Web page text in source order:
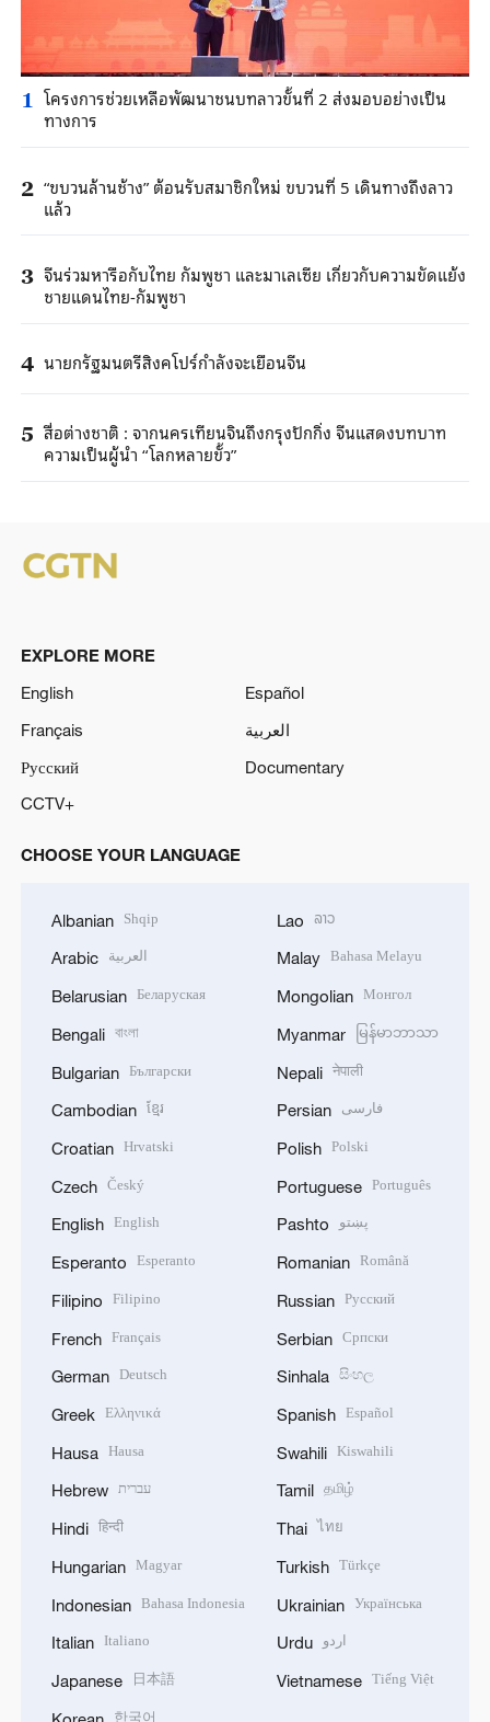
1 โครงการช่วยเหลือพัฒนาชนบทลาวขั้นที่ 2 ส่งมอบอย่างเป็น
ทางการ
2 “ขบวนล้านช้าง” ต้อนรับสมาชิกใหม่ ขบวนที่ 5 เดินทางถึงลาว
แล้ว
3 จีนร่วมหารือกับไทย กัมพูชา และมาเลเซีย เกี่ยวกับความขัดแย้ง
ชายแดนไทย-กัมพูชา
4 นายกรัฐมนตรีสิงคโปร์กำลังจะเยือนจีน
5 สื่อต่างชาติ : จากนครเทียนจินถึงกรุงปักกิ่ง จีนแสดงบทบาท
ความเป็นผู้นำ “โลกหลายขั้ว”
EXPLORE MORE
English
Español
Français
العربية
Русский
Documentary
CCTV+
CHOOSE YOUR LANGUAGE
Albanian Shqip
Arabic العربية
Belarusian Беларуская
Bengali বাংলা
Bulgarian Български
Cambodian ខ្មែរ
Croatian Hrvatski
Czech Český
English English
Esperanto Esperanto
Filipino Filipino
French Français
German Deutsch
Greek Ελληνικά
Hausa Hausa
Hebrew עברית
Hindi हिन्दी
Hungarian Magyar
Indonesian Bahasa Indonesia
Italian Italiano
Japanese 日本語
한국어
Lao ລາວ
Malay Bahasa Melayu
Mongolian Монгол
Myanmar မြန်မာဘာသာ
Nepali नेपाली
Persian فارسی
Polish Polski
Portuguese Português
Pashto پښتو
Romanian Română
Russian Русский
Serbian Српски
Sinhala සිංහල
Spanish Español
Swahili Kiswahili
Tamil தமிழ்
Thai ไทย
Turkish Türkçe
Ukrainian Українська
Urdu اردو
Vietnamese Tiếng Việt